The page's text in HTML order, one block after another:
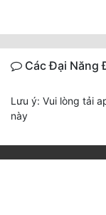
Các Đại Năng
Lưu ý: Vui lòng tải
này